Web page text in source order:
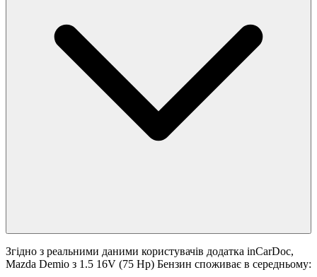
Згідно з реальними даними користувачів додатка inCarDoc,
Mazda Demio з 1.5 16V (75 Hp) Бензин споживає в середньому: